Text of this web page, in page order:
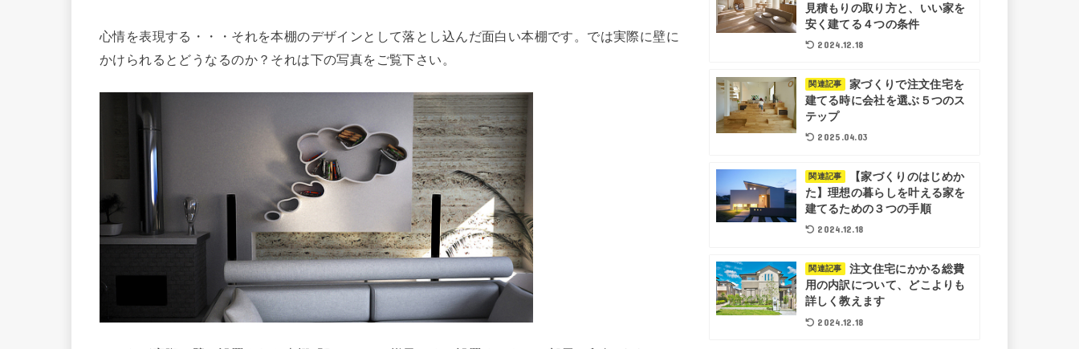
心情を表現する・・・それを本棚のデザインとして落とし込んだ面白い本棚です。では実際に壁に
かけられるとどうなるのか？それは下の写真をご覧下さい。
見積もりの取り方と、いい家を
安く建てる４つの条件
2024.12.18
関連記事
家づくりで注文住宅を
建てる時に会社を選ぶ５つのス
テップ
2025.04.03
関連記事
【家づくりのはじめか
た】理想の暮らしを叶える家を
建てるための３つの手順
2024.12.18
関連記事
注文住宅にかかる総費
用の内訳について、どこよりも
詳しく教えます
2024.12.18